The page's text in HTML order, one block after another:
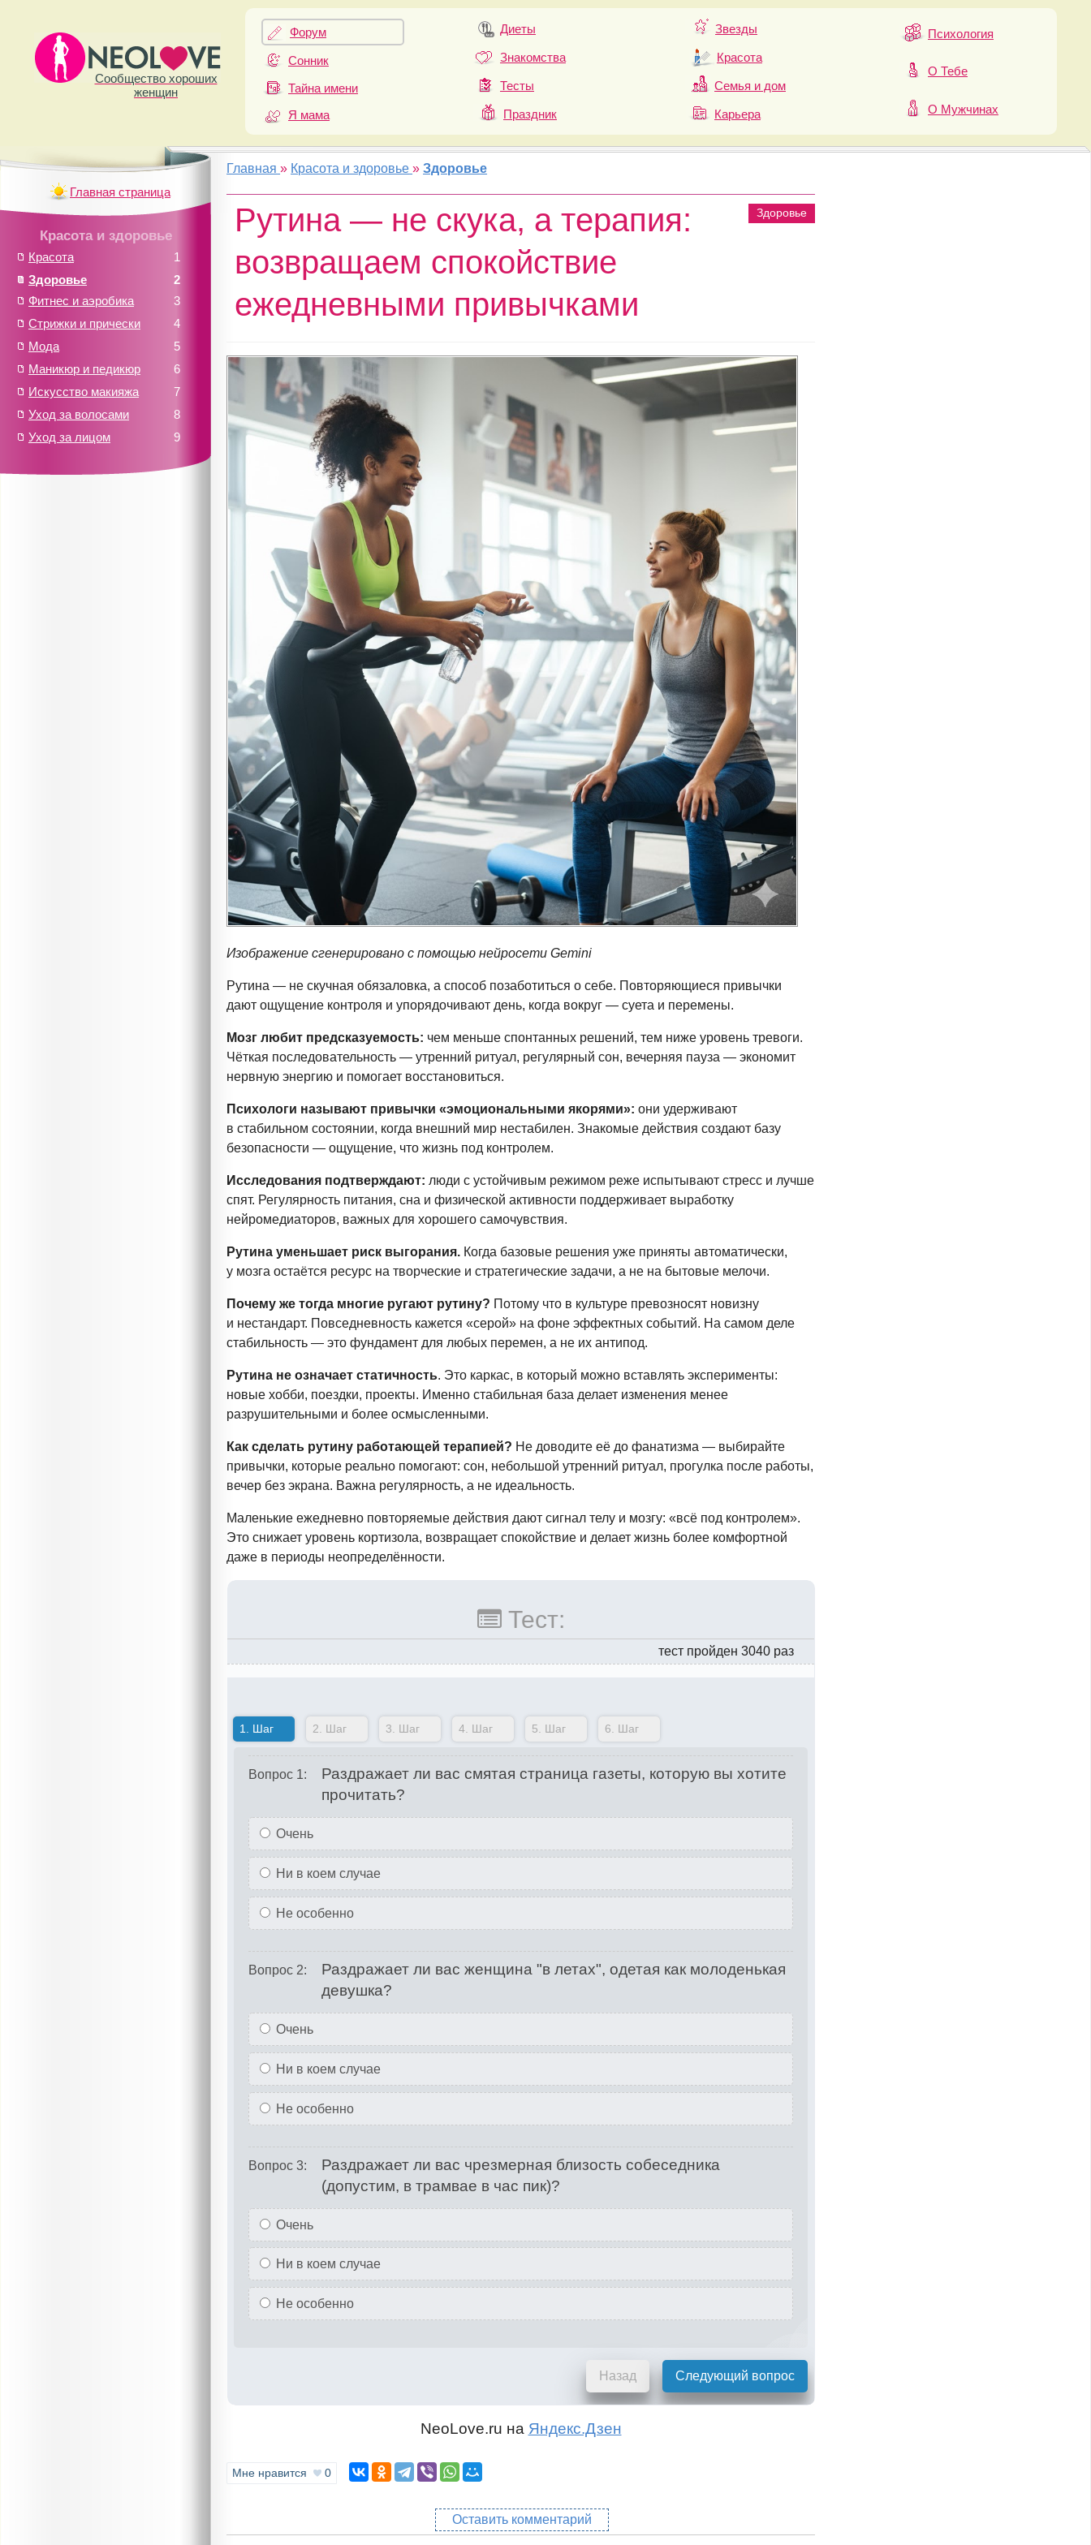
Сообщество хороших
женщин
Форум
Сонник
Тайна имени
Я мама
Диеты
Знакомства
Тесты
Праздник
Звезды
Красота
Семья и дом
Карьера
Психология
О Тебе
О Мужчинах
Главная » Красота и здоровье »Здоровье
Здоровье
Рутина — не скука, а терапия:
возвращаем спокойствие
ежедневными привычками
Изображение сгенерировано с помощью нейросети Gemini
Рутина — не скучная обязаловка, а способ позаботиться о себе. Повторяющиеся привычки
дают ощущение контроля и упорядочивают день, когда вокруг — суета и перемены.
Мозг любит предсказуемость: чем меньше спонтанных решений, тем ниже уровень тревоги.
Чёткая последовательность — утренний ритуал, регулярный сон, вечерняя пауза — экономит
нервную энергию и помогает восстановиться.
Психологи называют привычки «эмоциональными якорями»: они удерживают
в стабильном состоянии, когда внешний мир нестабилен. Знакомые действия создают базу
безопасности — ощущение, что жизнь под контролем.
Исследования подтверждают: люди с устойчивым режимом реже испытывают стресс и лучше
спят. Регулярность питания, сна и физической активности поддерживает выработку
нейромедиаторов, важных для хорошего самочувствия.
Рутина уменьшает риск выгорания. Когда базовые решения уже приняты автоматически,
у мозга остаётся ресурс на творческие и стратегические задачи, а не на бытовые мелочи.
Почему же тогда многие ругают рутину? Потому что в культуре превозносят новизну
и нестандарт. Повседневность кажется «серой» на фоне эффектных событий. На самом деле
стабильность — это фундамент для любых перемен, а не их антипод.
Рутина не означает статичность. Это каркас, в который можно вставлять эксперименты:
новые хобби, поездки, проекты. Именно стабильная база делает изменения менее
разрушительными и более осмысленными.
Как сделать рутину работающей терапией? Не доводите её до фанатизма — выбирайте
привычки, которые реально помогают: сон, небольшой утренний ритуал, прогулка после работы,
вечер без экрана. Важна регулярность, а не идеальность.
Маленькие ежедневно повторяемые действия дают сигнал телу и мозгу: «всё под контролем».
Это снижает уровень кортизола, возвращает спокойствие и делает жизнь более комфортной
даже в периоды неопределённости.
Тест:
тест пройден 3040 раз
1. Шаг 2. Шаг 3. Шаг 4. Шаг 5. Шаг 6. Шаг
Вопрос 1:
Раздражает ли вас смятая страница газеты, которую вы хотите
прочитать?
Очень
Ни в коем случае
Не особенно
Вопрос 2:
Раздражает ли вас женщина "в летах", одетая как молоденькая
девушка?
Очень
Ни в коем случае
Не особенно
Вопрос 3:
Раздражает ли вас чрезмерная близость собеседника
(допустим, в трамвае в час пик)?
Очень
Ни в коем случае
Не особенно
Назад Следующий вопрос
NeoLove.ru на Яндекс.Дзен
Мне нравится 0
Оставить комментарий
Главная страница
Красота и здоровье
1
Красота
2
Здоровье
3
Фитнес и аэробика
4
Стрижки и прически
5
Мода
6
Маникюр и педикюр
7
Искусство макияжа
8
Уход за волосами
9
Уход за лицом